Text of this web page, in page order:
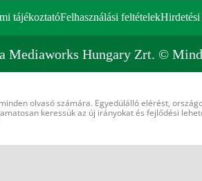
tájékoztatóFelhasználási feltételekHirdetési
Mediaworks Hungary Zrt. ©
olvasó számára. Egyedülálló elérést,
keressük az új irányokat és fejlődési